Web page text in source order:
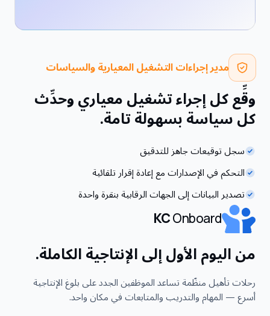
مدير إجراءات التشغيل المعيارية والسياسات
وقِّع كل إجراء تشغيل معياري وحدِّث
كل سياسة بسهولة تامة.
سجل توقيعات جاهز للتدقيق
التحكم في الإصدارات مع إعادة إقرار تلقائية
تصدير البيانات إلى الجهات الرقابية بنقرة واحدة
KCOnboard
من اليوم الأول إلى الإنتاجية الكاملة.
رحلات تأهيل منظّمة تساعد الموظفين الجدد على بلوغ الإنتاجية
أسرع — المهام والتدريب والمتابعات في مكان واحد.